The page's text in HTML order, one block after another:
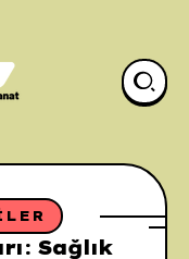
Sağlık